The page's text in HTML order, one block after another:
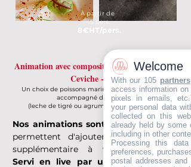
À partir de
45 pers.
8 €HT/pers.
Animation avec composition au choix - Bar à
Ceviche - Cru
Un choix de poissons marinés (daurade ou thon)
accompagné de 2 sauces
(leche de tigré ou agrume passion-mangue)
Nos animations sont clés en main et
permettent d'ajouter une dimension
supplémentaire à vos évènements.
Servi en live par un maître d'hotel
Welcome
With our 105 partners
access information
pixels in emails,
your personal data
collected on this
already held by some
including in other
Processing this
preferences,
postal addresses